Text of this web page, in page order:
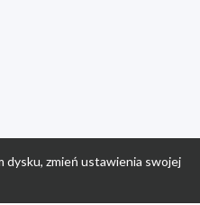
dysku, zmień ustawienia swojej